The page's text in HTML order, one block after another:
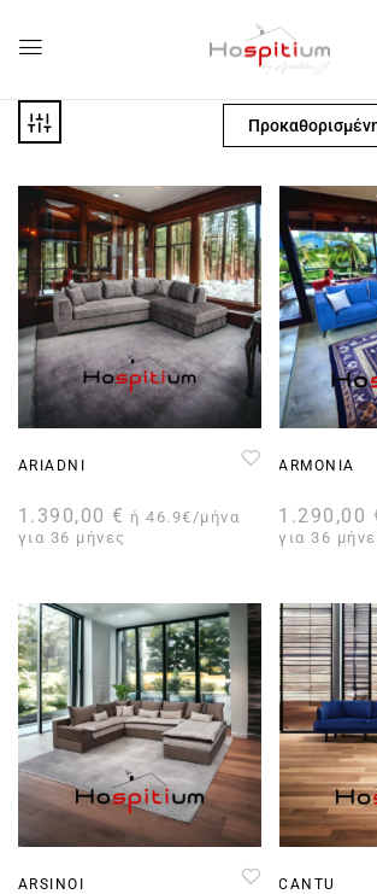
ARIADNI
1.390,00 € ή 46.9€/μήνα
για 36 μήνες
ARMONIA
1.290,00
για 36
ARSINOI CANTU